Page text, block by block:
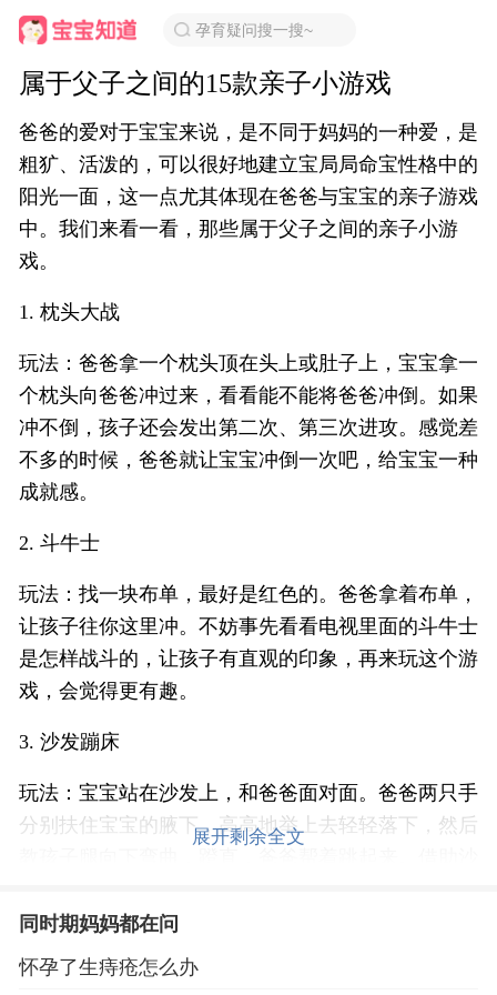
孕育疑问搜一搜~
属于父子之间的15款亲子小游戏
爸爸的爱对于宝宝来说，是不同于妈妈的一种爱，是
粗犷、活泼的，可以很好地建立宝局局命宝性格中的
阳光一面，这一点尤其体现在爸爸与宝宝的亲子游戏
中。我们来看一看，那些属于父子之间的亲子小游
戏。
1. 枕头大战
玩法：爸爸拿一个枕头顶在头上或肚子上，宝宝拿一
个枕头向爸爸冲过来，看看能不能将爸爸冲倒。如果
冲不倒，孩子还会发出第二次、第三次进攻。感觉差
不多的时候，爸爸就让宝宝冲倒一次吧，给宝宝一种
成就感。
2. 斗牛士
玩法：找一块布单，最好是红色的。爸爸拿着布单，
让孩子往你这里冲。不妨事先看看电视里面的斗牛士
是怎样战斗的，让孩子有直观的印象，再来玩这个游
戏，会觉得更有趣。
3. 沙发蹦床
玩法：宝宝站在沙发上，和爸爸面对面。爸爸两只手
分别扶住宝宝的腋下，高高地举上去轻轻落下，然后
爸和孩子都累了，就一块儿倒在沙发上休息一下。
4. 像考拉一样
展开剩余全文
同时期妈妈都在问
怀孕了生痔疮怎么办